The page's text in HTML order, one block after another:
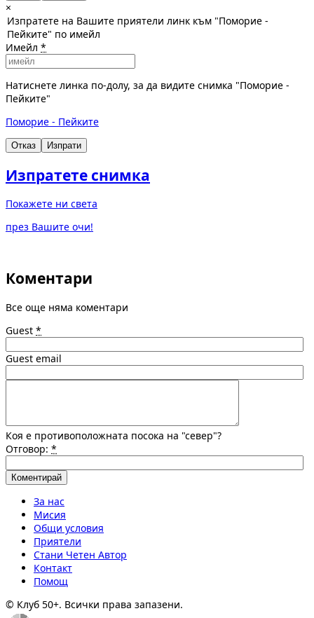
×
Изпратете на Вашите приятели линк към "Поморие -
Пейките" по имейл
Имейл *
Натиснете линка по-долу, за да видите снимка "Поморие -
Пейките"
Поморие - Пейките
Отказ Изпрати
Изпратете снимка
Покажете ни света
през Вашите очи!
Коментари
Все още няма коментари
Guest *
Guest email
Коя е противоположната посока на "север"?
Отговор: *
За нас
Мисия
Общи условия
Приятели
Стани Четен Автор
Контакт
Помощ
© Клуб 50+. Всички права запазени.